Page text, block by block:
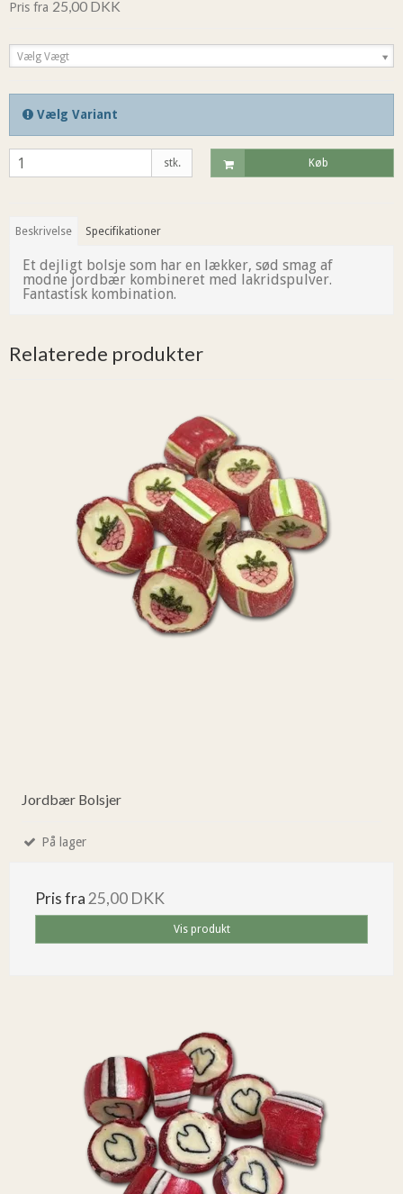
Pris fra 25,00 DKK
Vælg Vægt
Vælg Variant
stk. Køb
Beskrivelse Specifikationer
Et dejligt bolsje som har en lækker, sød smag af
modne jordbær kombineret med lakridspulver.
Fantastisk kombination.
Relaterede produkter
Jordbær Bolsjer
På lager
Pris fra 25,00 DKK
Vis produkt